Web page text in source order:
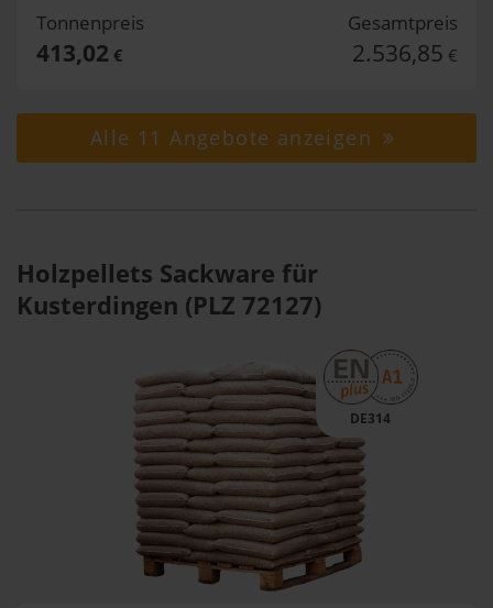
Tonnenpreis
413,02 €
Gesamtpreis
2.536,85 €
Alle 11 Angebote anzeigen
Holzpellets Sackware für
Kusterdingen (PLZ 72127)
DE314